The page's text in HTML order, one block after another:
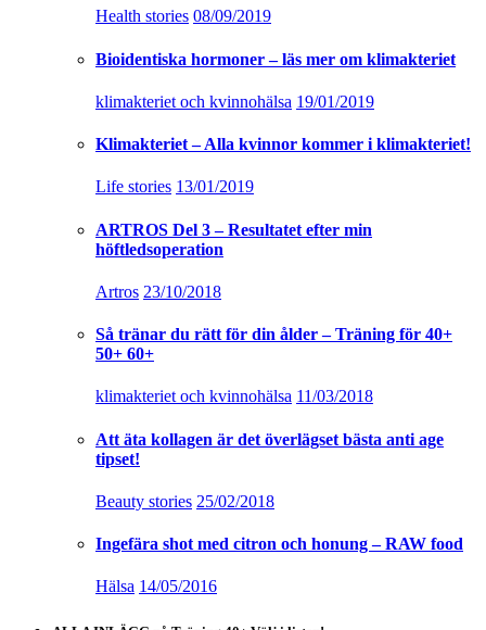
Health stories 08/09/2019
Bioidentiska hormoner – läs mer om klimakteriet
klimakteriet och kvinnohälsa 19/01/2019
Klimakteriet – Alla kvinnor kommer i klimakteriet!
Life stories 13/01/2019
ARTROS Del 3 – Resultatet efter min
höftledsoperation
Artros 23/10/2018
Så tränar du rätt för din ålder – Träning för 40+
50+ 60+
klimakteriet och kvinnohälsa 11/03/2018
Att äta kollagen är det överlägset bästa anti age
tipset!
Beauty stories 25/02/2018
Ingefära shot med citron och honung – RAW food
Hälsa 14/05/2016